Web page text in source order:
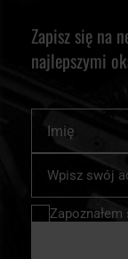
Zapisz się na
najlepszymi
nasz
newsletter:
Zapoznałem